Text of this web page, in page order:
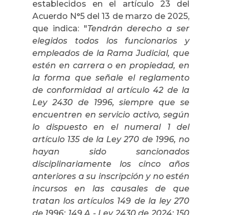
establecidos en el artículo 23 del
Acuerdo N°5 del 13 de marzo de 2025,
que indica: "Tendrán derecho a ser
elegidos todos los funcionarios y
empleados de la Rama Judicial, que
estén en carrera o en propiedad, en
la forma que señale el reglamento
de conformidad al artículo 42 de la
Ley 2430 de 1996, siempre que se
encuentren en servicio activo, según
lo dispuesto en el numeral 1 del
artículo 135 de la Ley 270 de 1996, no
hayan sido sancionados
disciplinariamente los cinco años
anteriores a su inscripción y no estén
incursos en las causales de que
tratan los artículos 149 de la ley 270